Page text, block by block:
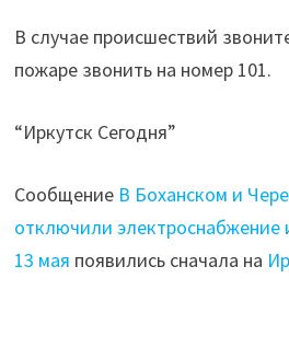
В случае происшествий
пожаре звонить на номер 101.
“Иркутск Сегодня”
Сообщение В Боханском и
отключили электроснабжение
13 мая появились сначала на